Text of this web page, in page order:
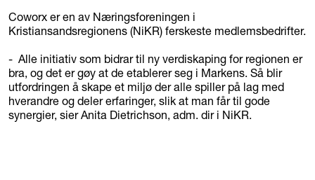
Coworx er en av Næringsforeningen i
Kristiansandsregionens (NiKR) ferskeste medlemsbedrifter.
- Alle initiativ som bidrar til ny verdiskaping for regionen er
bra, og det er gøy at de etablerer seg i Markens. Så blir
utfordringen å skape et miljø der alle spiller på lag med
hverandre og deler erfaringer, slik at man får til gode
synergier, sier Anita Dietrichson, adm. dir i NiKR.